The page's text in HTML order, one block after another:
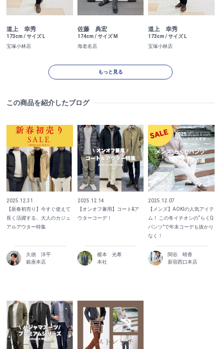
道上 幸秀
173cm / サイズ L
宝塚小林店
佐藤 典宏
174cm / サイズ M
海老名店
道上 幸秀
173cm / サイズ L
宝塚小林店
もっと見る
この商品を紹介したブログ
2025.12.31
【新春初売り】今すぐ使えて
長く活躍する、大人のカジュ
アルアウター特集
久徳 洋平
銀座本店
2025.12.14
【オンオフ兼用】コート&ア
ウターコーデ！
榎本 光希
本社
2025.12.07
【メンズ】AOKIの人気アイテ
ム！ この冬イチオシの“らくQ
パンツ”で年末コーデも抜かり
なく！
関谷 晴香
新宿西口本店